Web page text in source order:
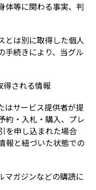
体等に関わる事実、判
は別に取得した個人
手続きにより、当グル
得される情報
サービス提供者が提
約・入札・購入、プレ
を申し込まれた場合
報と紐づいた状態での
ガジンなどの購読に